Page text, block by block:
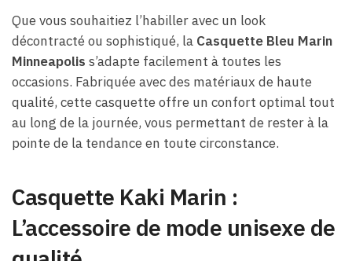
Que vous souhaitiez l’habiller avec un look
décontracté ou sophistiqué, la Casquette Bleu Marin
Minneapolis s’adapte facilement à toutes les
occasions. Fabriquée avec des matériaux de haute
qualité, cette casquette offre un confort optimal tout
au long de la journée, vous permettant de rester à la
pointe de la tendance en toute circonstance.
Casquette Kaki Marin :
L’accessoire de mode unisexe de